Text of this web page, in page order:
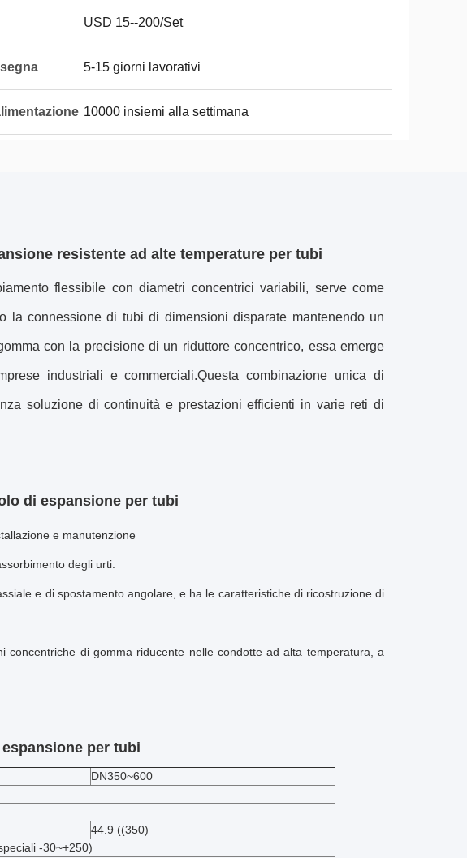
USD 15--200/Set
5-15 giorni lavorativi
10000 insiemi alla settimana
resistente ad alte temperature per tubi
flessibile con diametri concentrici variabili, serve come
la connessione di tubi di dimensioni disparate mantenendo un
con la precisione di un riduttore concentrico, essa emerge
industriali e commerciali.Questa combinazione unica di
soluzione di continuità e prestazioni efficienti in varie reti di
di espansione per tubi
e manutenzione
degli urti.
e di spostamento angolare, e ha le caratteristiche di ricostruzione di
di gomma riducente nelle condotte ad alta temperatura, a
per tubi
DN350~600
44.9 ((350)
-30~+250)